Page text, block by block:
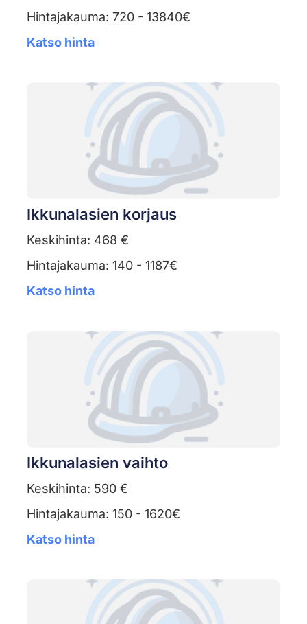
Hintajakauma: 720 - 13840€
Katso hinta
Ikkunalasien korjaus
Keskihinta: 468 €
Hintajakauma: 140 - 1187€
Katso hinta
Ikkunalasien vaihto
Keskihinta: 590 €
Hintajakauma: 150 - 1620€
Katso hinta